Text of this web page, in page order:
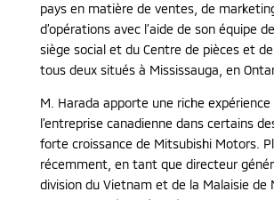
pays en matière de ventes, de
d’opérations avec l’aide de son équipe
siège social et du Centre de pièces et
tous deux situés à Mississauga, en
M. Harada apporte une riche expérience
l’entreprise canadienne dans certains
forte croissance de Mitsubishi Motors.
récemment, en tant que directeur
division du Vietnam et de la Malaisie de